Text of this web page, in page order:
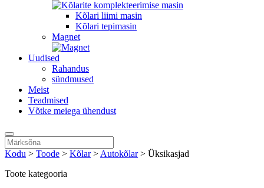
Kõlari liimi masin
Kõlari tepimasin
Magnet
Uudised
Rahandus
sündmused
Meist
Teadmised
Võtke meiega ühendust
Kodu > Toode > Kõlar> Autokõlar> Üksikasjad
Toote kategooria